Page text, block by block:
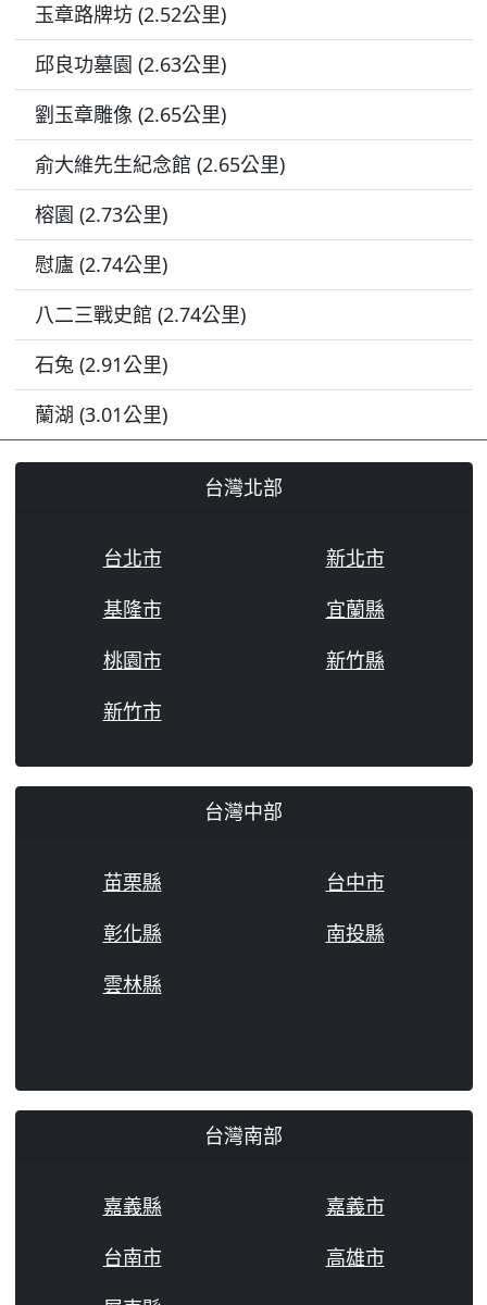
玉章路牌坊 (2.52公里)
邱良功墓園 (2.63公里)
劉玉章雕像 (2.65公里)
俞大維先生紀念館 (2.65公里)
榕園 (2.73公里)
慰廬 (2.74公里)
八二三戰史館 (2.74公里)
石兔 (2.91公里)
蘭湖 (3.01公里)
台灣北部
台北市
新北市
基隆市
宜蘭縣
桃園市
新竹縣
新竹市
台灣中部
苗栗縣
台中市
彰化縣
南投縣
雲林縣
台灣南部
嘉義縣
嘉義市
台南市
高雄市